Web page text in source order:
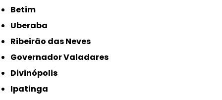
Betim
Uberaba
Ribeirão das Neves
Governador Valadares
Divinópolis
Ipatinga